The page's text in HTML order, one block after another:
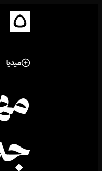
ميديا